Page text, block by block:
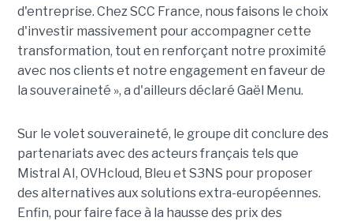
d'entreprise. Chez SCC France, nous faisons le choix
d'investir massivement pour accompagner cette
transformation, tout en renforçant notre proximité
avec nos clients et notre engagement en faveur de
la souveraineté », a d'ailleurs déclaré Gaël Menu.
Sur le volet souveraineté, le groupe dit conclure des
partenariats avec des acteurs français tels que
Mistral AI, OVHcloud, Bleu et S3NS pour proposer
des alternatives aux solutions extra-européennes.
Enfin, pour faire face à la hausse des prix des